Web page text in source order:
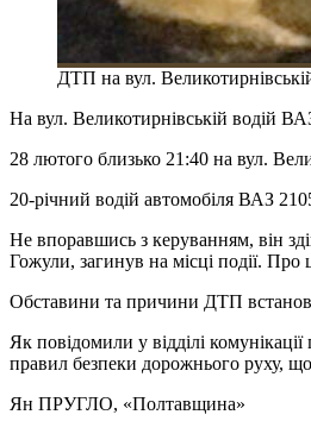
ДТП на вул.
На вул. Великотирнівській водій
28 лютого близько 21:40 на вул.
20-річний водій автомобіля ВАЗ
Не впоравшись з керуванням, він
Гожули, загинув на місці події.
Обставини та причини ДТП
Як повідомили у відділі
правил безпеки дорожнього руху,
Ян ПРУГЛО, «Полтавщина»